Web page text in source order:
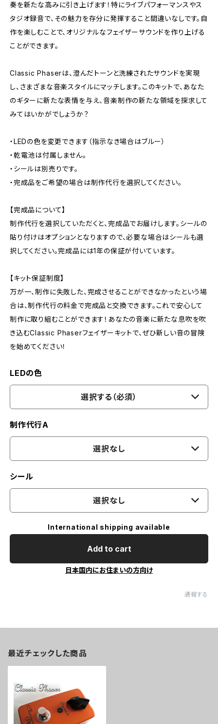
奏を新たな高みに引き上げます！特にライブパフォーマンスやス
タジオ録音で、その魅力を存分に発揮すること間違いなしです。自
作を楽しむことで、オリジナルなフェイザーサウンドを作り上げる
ことができます。
Classic Phaserは、澄んだトーンと洗練されたサウンドを実現
し、さまざまな音楽スタイルにマッチします。このキットで、あなた
のギターに新たな表情を与え、音楽制作の新たな領域を探求して
みてはいかがでしょうか？
・LEDの色を変更できます（指示なき場合はブルー）
・乾電池は付属しません。
・シールは別売りです。
・完成品をご希望の場合は制作代行を選択してください。
【完成品について】
制作代行を選択していただくと、完成品でお届けします。シールの
貼り付けはオプションとなりますので、必要な場合はシールも選
択してください。完成品には1年の保証が付いています。
【キット保証制度】
万が一、制作に失敗した、完成させることができなかったという場
合は、制作代行の料金で完成品と交換できます。これで安心して
制作に取り組むことができます！あなたの音楽に新たな息吹を吹
き込むClassic Phaserフェイザーキットで、ぜひ新しい音の冒険
を始めてください！
LEDの色
選択する（必須）
制作代行A
選択なし
シール
選択なし
International shipping available
Add to cart
日本国内にお住まいの方向け
通報する
最近チェックした商品